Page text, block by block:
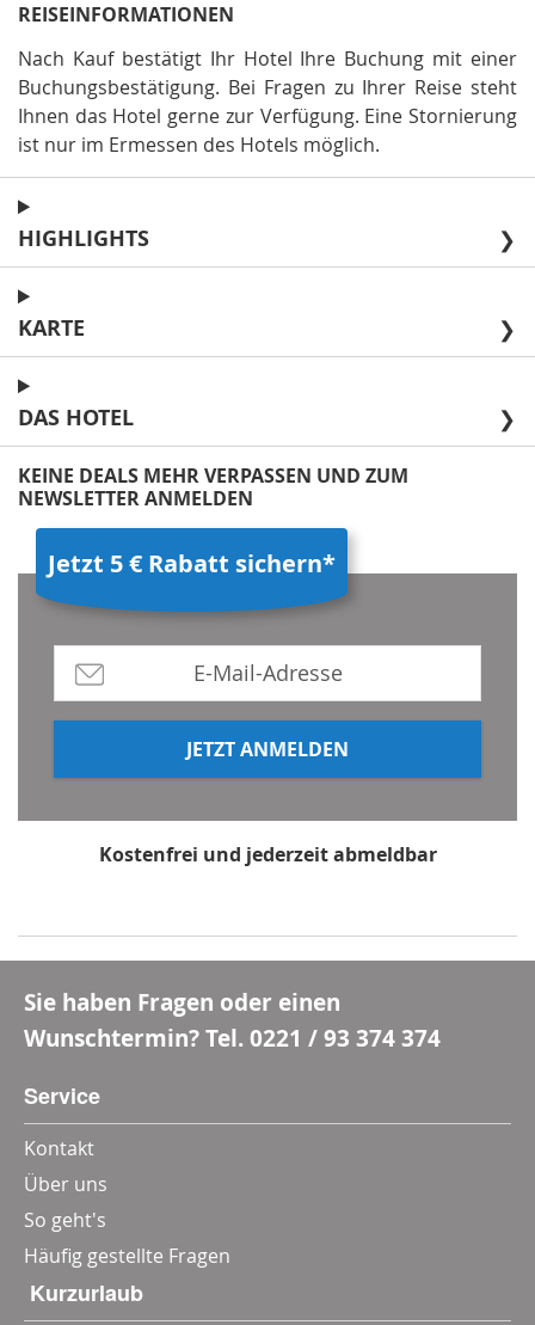
REISEINFORMATIONEN
Nach Kauf bestätigt Ihr Hotel Ihre Buchung mit einer
Buchungsbestätigung. Bei Fragen zu Ihrer Reise steht
Ihnen das Hotel gerne zur Verfügung. Eine Stornierung
ist nur im Ermessen des Hotels möglich.
HIGHLIGHTS ❯
KARTE ❯
DAS HOTEL ❯
KEINE DEALS MEHR VERPASSEN UND ZUM
NEWSLETTER ANMELDEN
Jetzt 5 € Rabatt sichern*
JETZT ANMELDEN
Kostenfrei und jederzeit abmeldbar
Sie haben Fragen oder einen
Wunschtermin? Tel.0221 / 93 374 374
Service
Kontakt
Über uns
So geht's
Häufig gestellte Fragen
‎ Kurzurlaub